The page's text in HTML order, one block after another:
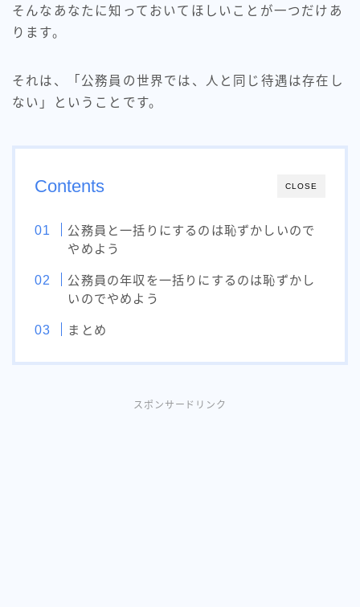
そんなあなたに知っておいてほしいことが一つだけあ
ります。
それは、「公務員の世界では、人と同じ待遇は存在し
ない」ということです。
CLOSE
Contents
公務員と一括りにするのは恥ずかしいので
やめよう
公務員の年収を一括りにするのは恥ずかし
いのでやめよう
まとめ
スポンサードリンク